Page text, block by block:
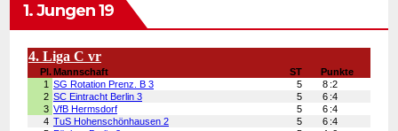
1. Jungen 19